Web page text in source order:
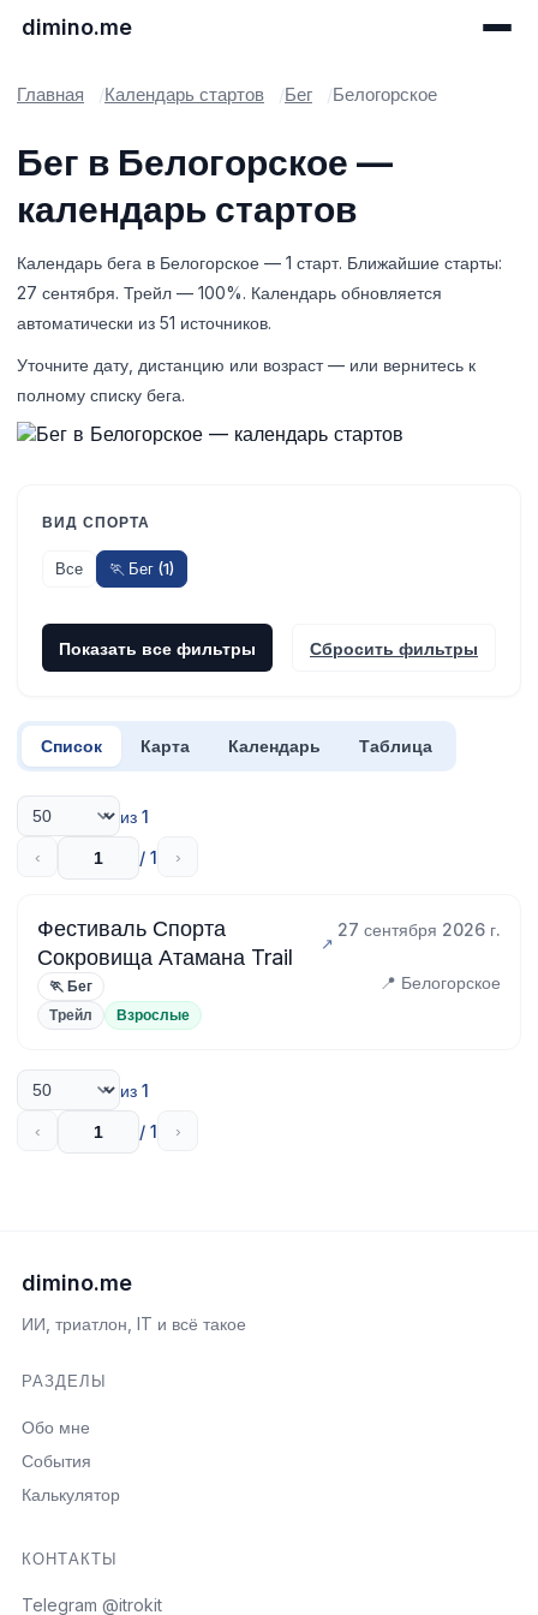
dimino.me
Главная Календарь стартов Бег Белогорское
Бег в Белогорское —
календарь стартов
Календарь бега в Белогорское — 1 старт. Ближайшие старты:
27 сентября. Трейл — 100%. Календарь обновляется
автоматически из 51 источников.
Уточните дату, дистанцию или возраст — или вернитесь к
полному списку бега.
ВИД СПОРТА
Все 🏃 Бег (1)
Показать все фильтры Сбросить фильтры
Список Карта Календарь Таблица
из 1
‹ / 1 ›
Фестиваль Спорта
Сокровища Атамана Trail
27 сентября 2026 г.
🏃 Бег 📍 Белогорское
Трейл Взрослые
из 1
‹ / 1 ›
dimino.me
ИИ, триатлон, IT и всё такое
РАЗДЕЛЫ
Обо мне
События
Калькулятор
КОНТАКТЫ
Telegram @itrokit